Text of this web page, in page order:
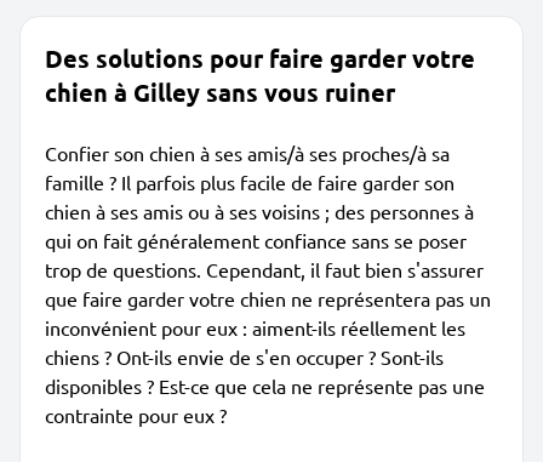
Des solutions pour faire garder votre
chien à Gilley sans vous ruiner
Confier son chien à ses amis/à ses proches/à sa
famille ? Il parfois plus facile de faire garder son
chien à ses amis ou à ses voisins ; des personnes à
qui on fait généralement confiance sans se poser
trop de questions. Cependant, il faut bien s'assurer
que faire garder votre chien ne représentera pas un
inconvénient pour eux : aiment-ils réellement les
chiens ? Ont-ils envie de s'en occuper ? Sont-ils
disponibles ? Est-ce que cela ne représente pas une
contrainte pour eux ?